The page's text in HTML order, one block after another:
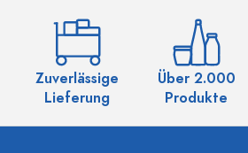
Zuverlässige
Lieferung
Über 2.000
Produkte